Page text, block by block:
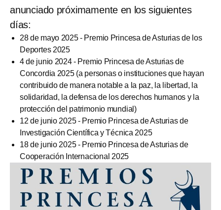
anunciado próximamente en los siguientes
días:
28 de mayo 2025 - Premio Princesa de Asturias de los
Deportes 2025
4 de junio 2024 - Premio Princesa de Asturias de
Concordia 2025 (a personas o instituciones que hayan
contribuido de manera notable a la paz, la libertad, la
solidaridad, la defensa de los derechos humanos y la
protección del patrimonio mundial)
12 de junio 2025 - Premio Princesa de Asturias de
Investigación Científica y Técnica 2025
18 de junio 2025 - Premio Princesa de Asturias de
Cooperación Internacional 2025